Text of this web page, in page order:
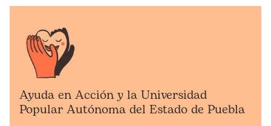
Ayuda en Acción y la Universidad
Popular Autónoma del Estado de Puebla